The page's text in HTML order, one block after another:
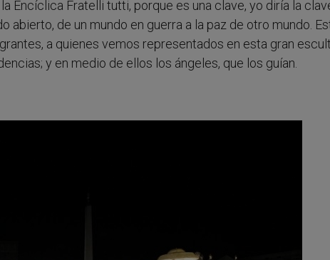
Encíclica Fratelli tutti, porque es una clave, yo diría la
abierto, de un mundo en guerra a la paz de otro mundo.
a quienes vemos representados en esta gran
y en medio de ellos los ángeles, que los guían.